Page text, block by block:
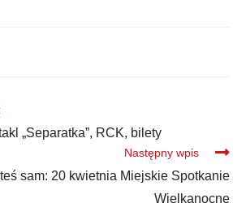
„Separatka”, RCK, bilety
Następny wpis
sam: 20 kwietnia Miejskie Spotkanie
Wielkanocne